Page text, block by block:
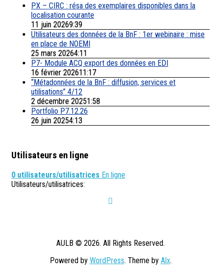
PX – CIRC : résa des exemplaires disponibles dans la
localisation courante
11 juin 20269:39
Utilisateurs des données de la BnF : 1er webinaire : mise
en place de NOEMI
25 mars 20264:11
P7- Module ACQ export des données en EDI
16 février 202611:17
“Métadonnées de la BnF : diffusion, services et
utilisations” 4/12
2 décembre 20251:58
Portfolio P7.12.26
26 juin 20254:13
Utilisateurs en ligne
0 utilisateurs/utilisatrices En ligne
Utilisateurs/utilisatrices:
AULB © 2026. All Rights Reserved.
Powered by WordPress. Theme by Alx.